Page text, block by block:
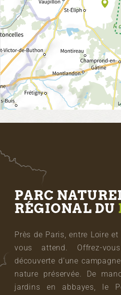
PARC
RÉGIONAL DU
Près de Paris, entre Loire
vous attend. Offrez-
découverte d’une
nature préservée. De
jardins en abbayes, le